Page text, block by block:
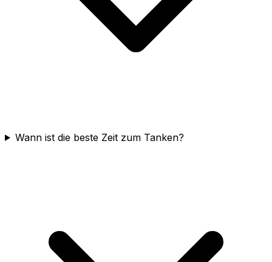
Wann ist die beste Zeit zum Tanken?